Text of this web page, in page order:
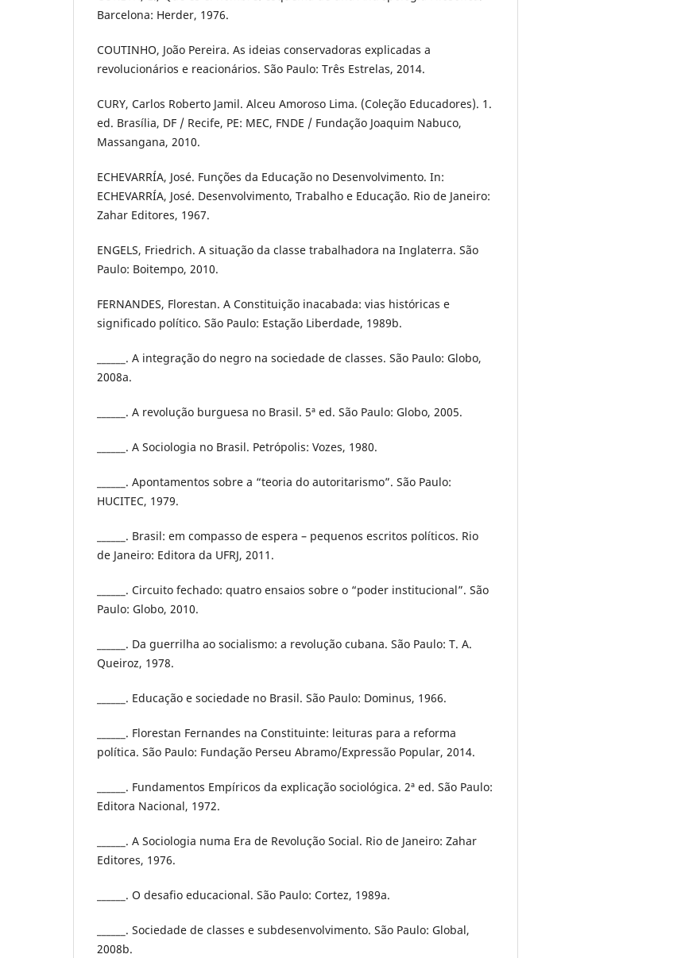
Barcelona: Herder, 1976.
COUTINHO, João Pereira. As ideias conservadoras explicadas a
revolucionários e reacionários. São Paulo: Três Estrelas, 2014.
CURY, Carlos Roberto Jamil. Alceu Amoroso Lima. (Coleção Educadores). 1.
ed. Brasília, DF / Recife, PE: MEC, FNDE / Fundação Joaquim Nabuco,
Massangana, 2010.
ECHEVARRÍA, José. Funções da Educação no Desenvolvimento. In:
ECHEVARRÍA, José. Desenvolvimento, Trabalho e Educação. Rio de Janeiro:
Zahar Editores, 1967.
ENGELS, Friedrich. A situação da classe trabalhadora na Inglaterra. São
Paulo: Boitempo, 2010.
FERNANDES, Florestan. A Constituição inacabada: vias históricas e
significado político. São Paulo: Estação Liberdade, 1989b.
______. A integração do negro na sociedade de classes. São Paulo: Globo,
2008a.
______. A revolução burguesa no Brasil. 5ª ed. São Paulo: Globo, 2005.
______. A Sociologia no Brasil. Petrópolis: Vozes, 1980.
______. Apontamentos sobre a “teoria do autoritarismo”. São Paulo:
HUCITEC, 1979.
______. Brasil: em compasso de espera – pequenos escritos políticos. Rio
de Janeiro: Editora da UFRJ, 2011.
______. Circuito fechado: quatro ensaios sobre o “poder institucional”. São
Paulo: Globo, 2010.
______. Da guerrilha ao socialismo: a revolução cubana. São Paulo: T. A.
Queiroz, 1978.
______. Educação e sociedade no Brasil. São Paulo: Dominus, 1966.
______. Florestan Fernandes na Constituinte: leituras para a reforma
política. São Paulo: Fundação Perseu Abramo/Expressão Popular, 2014.
______. Fundamentos Empíricos da explicação sociológica. 2ª ed. São Paulo:
Editora Nacional, 1972.
______. A Sociologia numa Era de Revolução Social. Rio de Janeiro: Zahar
Editores, 1976.
______. O desafio educacional. São Paulo: Cortez, 1989a.
______. Sociedade de classes e subdesenvolvimento. São Paulo: Global,
2008b.